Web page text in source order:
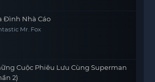
Đình Nhà Cáo
Mr. Fox
Cuộc Phiêu Lưu Cùng Superman
2)